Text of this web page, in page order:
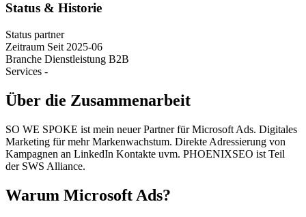
Status & Historie
Status partner
Zeitraum Seit 2025-06
Branche Dienstleistung B2B
Services -
Über die Zusammenarbeit
SO WE SPOKE ist mein neuer Partner für Microsoft Ads. Digitales
Marketing für mehr Markenwachstum. Direkte Adressierung von
Kampagnen an LinkedIn Kontakte uvm. PHOENIXSEO ist Teil
der SWS Alliance.
Warum Microsoft Ads?